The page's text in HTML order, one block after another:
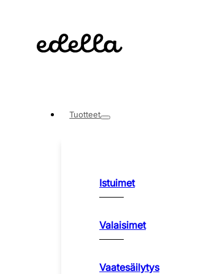
Tuotteet
Istuimet
Valaisimet
Vaatesäilytys